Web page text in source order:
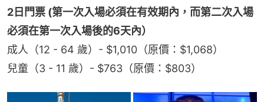
2日門票 (第一次入場必須在有效期內，而第二次入場
必須在第一次入場後的6天內）
成人（12 - 64 歲）- $1,010（原價：$1,068）
兒童（3 - 11 歲）- $763（原價：$803）